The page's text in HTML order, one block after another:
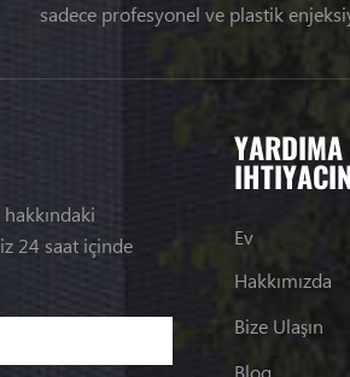
sadece profesyonel ve plastik
24 saat içinde
YARDIMA
Ev
Hakkımızda
Bize Ulaşın